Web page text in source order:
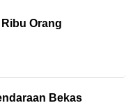
Orang
Bekas